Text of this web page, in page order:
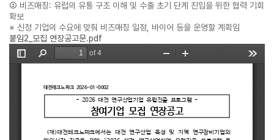
② 비즈매칭: 유럽의 유통 구조 이해 및 수출 초기 단계 진입을 위한 협력 기회
확보
※ 신청 기업의 수요에 맞춰 비즈매칭 일정, 바이어 등을 운영할 계획임
붙임2_모집 연장공고문.pdf